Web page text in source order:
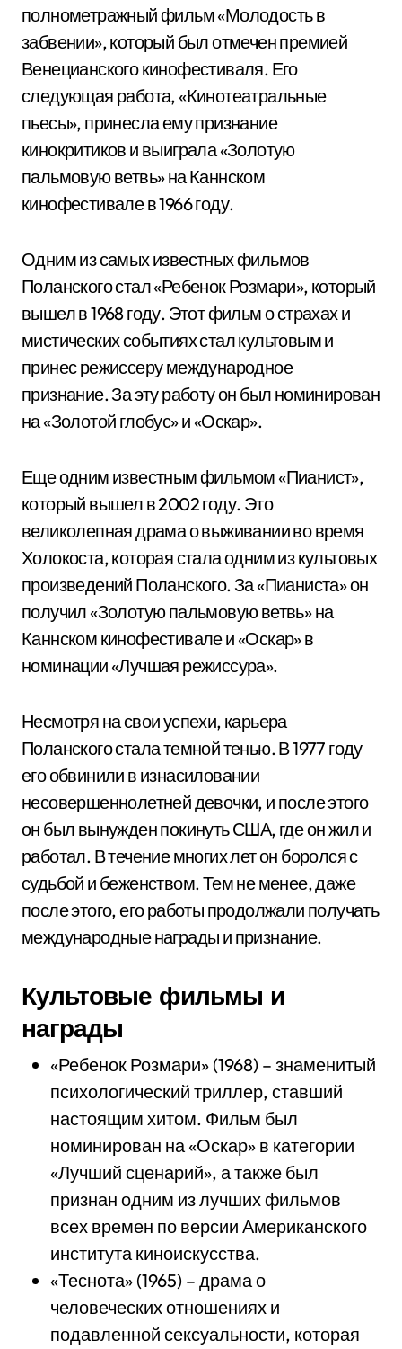
полнометражный фильм «Молодость в
забвении», который был отмечен премией
Венецианского кинофестиваля. Его
следующая работа, «Кинотеатральные
пьесы», принесла ему признание
кинокритиков и выиграла «Золотую
пальмовую ветвь» на Каннском
кинофестивале в 1966 году.
Одним из самых известных фильмов
Поланского стал «Ребенок Розмари», который
вышел в 1968 году. Этот фильм о страхах и
мистических событиях стал культовым и
принес режиссеру международное
признание. За эту работу он был номинирован
на «Золотой глобус» и «Оскар».
Еще одним известным фильмом «Пианист»,
который вышел в 2002 году. Это
великолепная драма о выживании во время
Холокоста, которая стала одним из культовых
произведений Поланского. За «Пианиста» он
получил «Золотую пальмовую ветвь» на
Каннском кинофестивале и «Оскар» в
номинации «Лучшая режиссура».
Несмотря на свои успехи, карьера
Поланского стала темной тенью. В 1977 году
его обвинили в изнасиловании
несовершеннолетней девочки, и после этого
он был вынужден покинуть США, где он жил и
работал. В течение многих лет он боролся с
судьбой и беженством. Тем не менее, даже
после этого, его работы продолжали получать
международные награды и признание.
Культовые фильмы и
награды
«Ребенок Розмари» (1968) – знаменитый
психологический триллер, ставший
настоящим хитом. Фильм был
номинирован на «Оскар» в категории
«Лучший сценарий», а также был
признан одним из лучших фильмов
всех времен по версии Американского
института киноискусства.
«Теснота» (1965) – драма о
человеческих отношениях и
подавленной сексуальности, которая